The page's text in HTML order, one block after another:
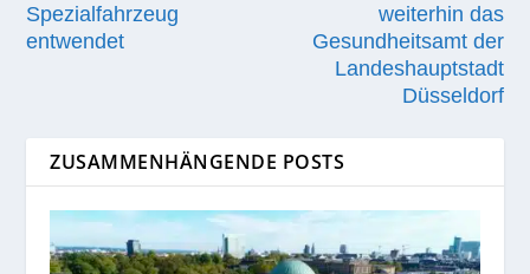
Spezialfahrzeug
entwendet
weiterhin das
Gesundheitsamt der
Landeshauptstadt
Düsseldorf
ZUSAMMENHÄNGENDE POSTS